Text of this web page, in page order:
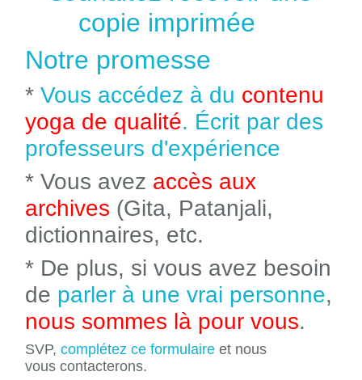
copie imprimée
Notre promesse
* Vous accédez à du contenu
yoga de qualité. Écrit par des
professeurs d'expérience
* Vous avez accès aux
archives (Gita, Patanjali,
dictionnaires, etc.
* De plus, si vous avez besoin
de parler à une vrai personne,
nous sommes là pour vous.
SVP, complétez ce formulaire et nous
vous contacterons.